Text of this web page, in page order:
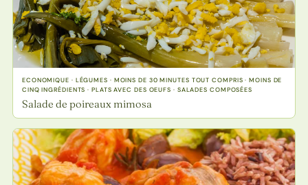
ECONOMIQUE · LÉGUMES · MOINS DE 30 MINUTES TOUT COMPRIS · MOINS DE
CINQ INGRÉDIENTS · PLATS AVEC DES OEUFS · SALADES COMPOSÉES
Salade de poireaux mimosa